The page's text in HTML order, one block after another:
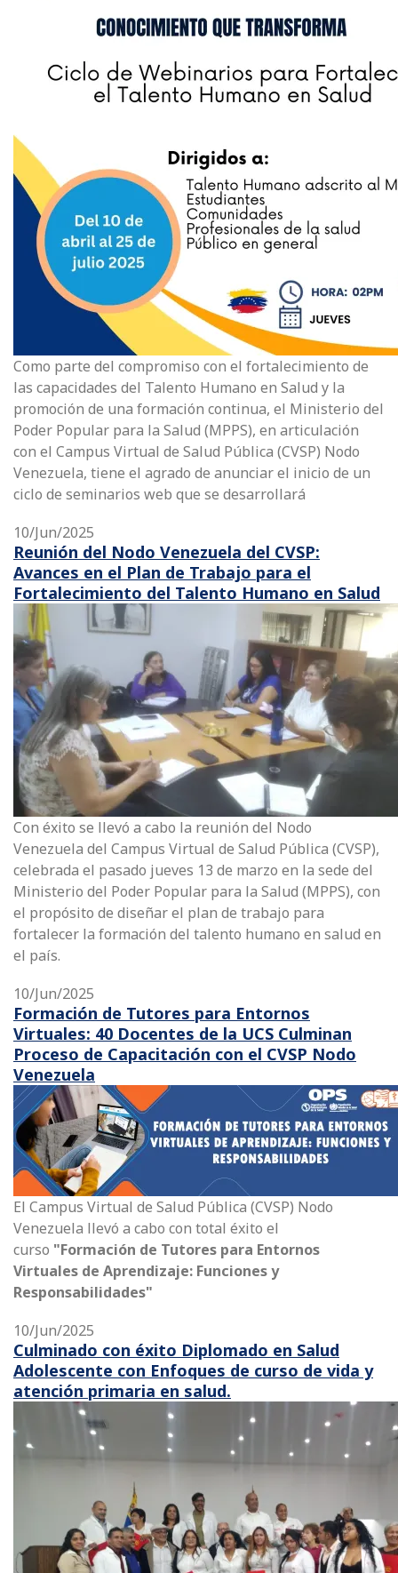
Como parte del compromiso con el fortalecimiento de
las capacidades del Talento Humano en Salud y la
promoción de una formación continua, el Ministerio del
Poder Popular para la Salud (MPPS), en articulación
con el Campus Virtual de Salud Pública (CVSP) Nodo
Venezuela, tiene el agrado de anunciar el inicio de un
ciclo de seminarios web que se desarrollará
10/Jun/2025
Reunión del Nodo Venezuela del CVSP:
Avances en el Plan de Trabajo para el
Fortalecimiento del Talento Humano en Salud
Con éxito se llevó a cabo la reunión del Nodo
Venezuela del Campus Virtual de Salud Pública (CVSP),
celebrada el pasado jueves 13 de marzo en la sede del
Ministerio del Poder Popular para la Salud (MPPS), con
el propósito de diseñar el plan de trabajo para
fortalecer la formación del talento humano en salud en
el país.
10/Jun/2025
Formación de Tutores para Entornos
Virtuales: 40 Docentes de la UCS Culminan
Proceso de Capacitación con el CVSP Nodo
Venezuela
El Campus Virtual de Salud Pública (CVSP) Nodo
Venezuela llevó a cabo con total éxito el
curso "Formación de Tutores para Entornos
Virtuales de Aprendizaje: Funciones y
Responsabilidades"
10/Jun/2025
Culminado con éxito Diplomado en Salud
Adolescente con Enfoques de curso de vida y
atención primaria en salud.